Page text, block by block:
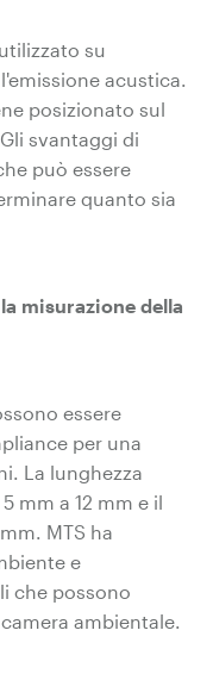
su
acustica.
posizionato sul
svantaggi di
può essere
quanto sia
misurazione della
essere
per una
La lunghezza
mm a 12 mm e il
MTS ha
e
che possono
ambientale.